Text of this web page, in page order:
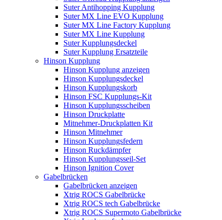
Suter Antihopping Kupplung
Suter MX Line EVO Kupplung
Suter MX Line Factory Kupplung
Suter MX Line Kupplung
Suter Kupplungsdeckel
Suter Kupplung Ersatzteile
Hinson Kupplung
Hinson Kupplung anzeigen
Hinson Kupplungsdeckel
Hinson Kupplungskorb
Hinson FSC Kupplungs-Kit
Hinson Kupplungsscheiben
Hinson Druckplatte
Mitnehmer-Druckplatten Kit
Hinson Mitnehmer
Hinson Kupplungsfedern
Hinson Ruckdämpfer
Hinson Kupplungsseil-Set
Hinson Ignition Cover
Gabelbrücken
Gabelbrücken anzeigen
Xtrig ROCS Gabelbrücke
Xtrig ROCS tech Gabelbrücke
Xtrig ROCS Supermoto Gabelbrücke